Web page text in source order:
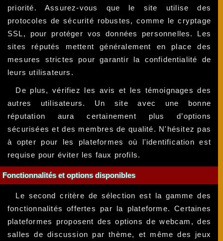
priorité. Assurez-vous que le site utilise des
protocoles de sécurité robustes, comme le cryptage
SSL, pour protéger vos données personnelles. Les
sites réputés mettent généralement en place des
mesures strictes pour garantir la confidentialité de
leurs utilisateurs.
De plus, vérifiez les avis et les témoignages des
autres utilisateurs. Un site avec une bonne
réputation aura certainement plus d’options
sécurisées et des membres de qualité. N'hésitez pas
à opter pour les plateformes où l'identification est
requise pour éviter les faux profils.
Fonctionnalités et options disponibles
Le second critère de sélection est la gamme des
fonctionnalités offertes par la plateforme. Certaines
plateformes proposent des options de webcam, des
salles de discussion par thème, et même des jeux